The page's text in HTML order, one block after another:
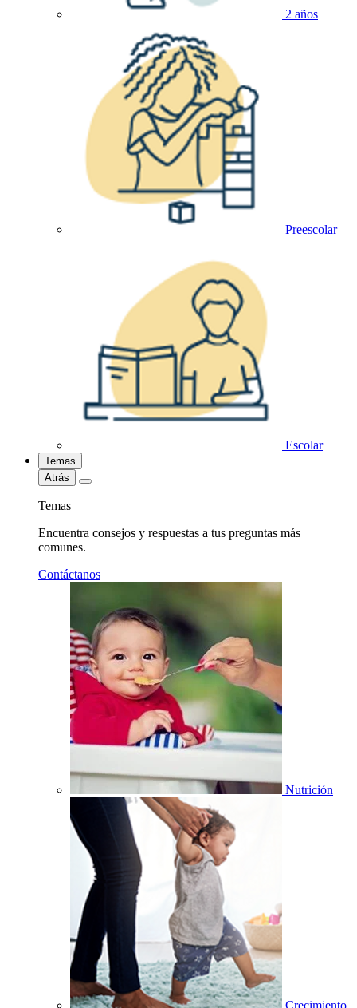
2 años
Preescolar
Escolar
Temas
Atrás
Temas
Encuentra consejos y respuestas a tus preguntas más
comunes.
Contáctanos
Nutrición
Crecimiento